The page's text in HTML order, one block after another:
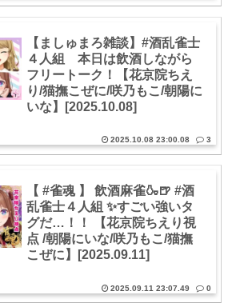
【ましゅまろ雑談】#酒乱雀士
４人組 本日は飲酒しながら
フリートーク！【花京院ちえ
り/猫撫こぜに/咲乃もこ/朝陽に
いな】[2025.10.08]
2025.10.08 23:00.08 3
【 #雀魂 】 飲酒麻雀🍶🍺 #酒
乱雀士４人組 ✨すごい強いタ
グだ…！！ 【花京院ちえり視
点 /朝陽にいな/咲乃もこ/猫撫
こぜに】[2025.09.11]
2025.09.11 23:07.49 0